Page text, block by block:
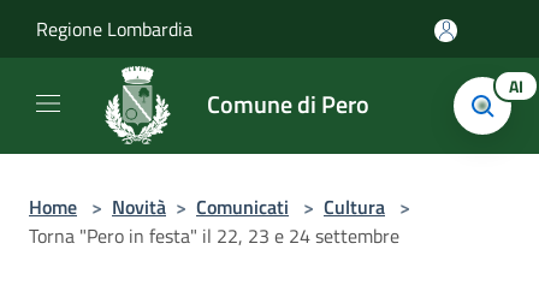
Regione Lombardia
Comune di Pero AI
Home > Novità > Comunicati > Cultura >
Torna "Pero in festa" il 22, 23 e 24 settembre